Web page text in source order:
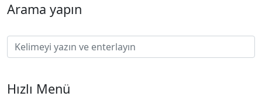
Arama yapın
Hızlı Menü